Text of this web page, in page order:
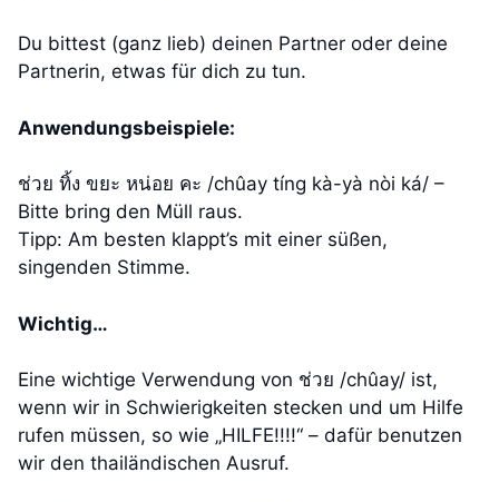
Du bittest (ganz lieb) deinen Partner oder deine
Partnerin, etwas für dich zu tun.
Anwendungsbeispiele:
ช่วย ทิ้ง ขยะ หน่อย คะ /chûay tíng kà-yà nòi ká/ –
Bitte bring den Müll raus.
Tipp: Am besten klappt’s mit einer süßen,
singenden Stimme.
Wichtig…
Eine wichtige Verwendung von ช่วย /chûay/ ist,
wenn wir in Schwierigkeiten stecken und um Hilfe
rufen müssen, so wie „HILFE!!!!“ – dafür benutzen
wir den thailändischen Ausruf.